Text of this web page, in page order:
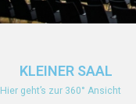
KLEINER SAAL
Hier geht’s zur 360° Ansicht